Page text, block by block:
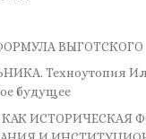
ВЫГОТСКОГО
Техноутопия
будущее
ИСТОРИЧЕСКАЯ